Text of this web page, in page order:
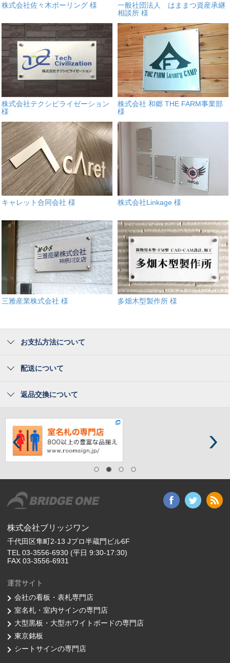
株式会社佐々木ボーリング 様
一般社団法人 はままつ資産承継
相談所 様
株式会社テクシビライゼーション
様
株式会社 和郷 THE FARM事業部
様
キャレット合同会社 様 株式会社Linkage 様
三雅産業株式会社 様 多畑木型製作所 様
お支払方法について
配送について
返品交換について
株式会社ブリッジワン
千代田区隼町2-13 Jプロ半蔵門ビル6F
TEL 03-3556-6930 (平日 9:30-17:30)
FAX 03-3556-6931
運営サイト
会社の看板・表札専門店
室名札・室内サインの専門店
大型黒板・大型ホワイトボードの専門店
東京銘板
シートサインの専門店